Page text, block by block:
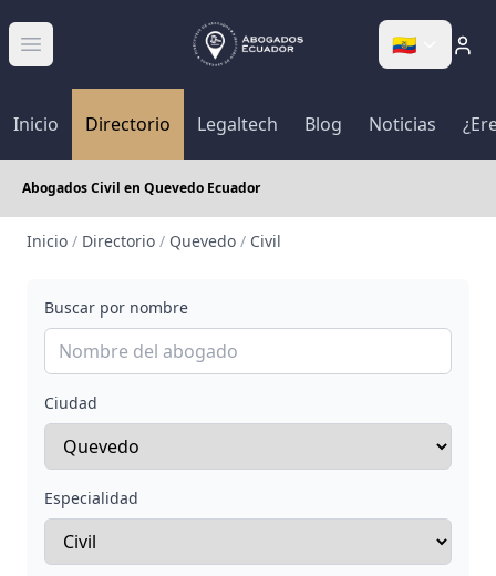
Abrir menú 🇪🇨
Inicio Directorio Legaltech Blog Noticias
Abogados Civil en Quevedo Ecuador
Inicio / Directorio / Quevedo / Civil
Buscar por nombre
Ciudad
Especialidad